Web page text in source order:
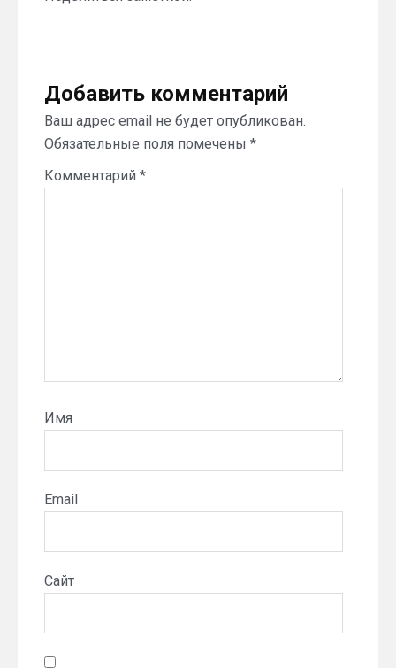
Добавить комментарий
Ваш адрес email не будет опубликован.
Обязательные поля помечены *
Комментарий *
Имя
Email
Сайт